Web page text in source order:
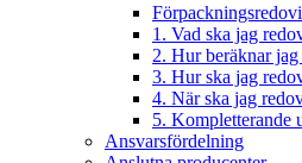
1. Vad ska jag
2. Hur beräknar
3. Hur ska jag
4. När ska jag
5. Kompletterande
Ansvarsfördelning